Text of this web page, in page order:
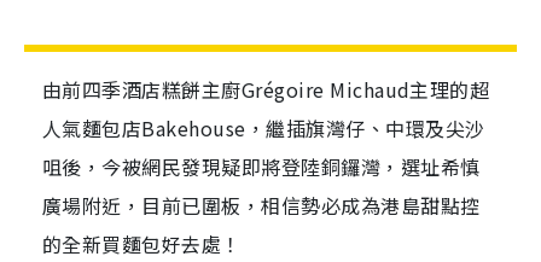
由前四季酒店糕餅主廚Grégoire Michaud主理的超
人氣麵包店Bakehouse，繼插旗灣仔、中環及尖沙
咀後，今被網民發現疑即將登陸銅鑼灣，選址希慎
廣場附近，目前已圍板，相信勢必成為港島甜點控
的全新買麵包好去處！